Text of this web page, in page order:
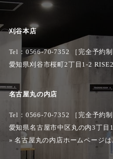
刈谷本店
Tel： 0566-70-7352
［完全予約制
愛知県刈谷市桜町2丁目1-2 RISE2
名古屋丸の内店
Tel：0566-70-7352 ［完全予約制
愛知県名古屋市中区丸の内3丁目
»名古屋丸の内店ホームページは